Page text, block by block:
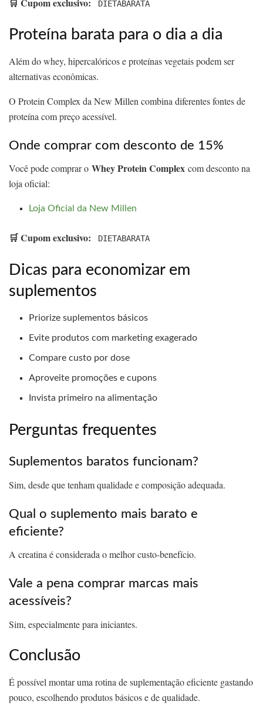
DIETABARATA
Proteína barata para o dia a dia
Além do whey, hipercalóricos e proteínas vegetais podem ser
alternativas econômicas.
O Protein Complex da New Millen combina diferentes fontes de
proteína com preço acessível.
Onde comprar com desconto de 15%
Você pode comprar o Whey Protein Complex com desconto na
loja oficial:
Loja Oficial da New Millen
🛒 Cupom exclusivo: DIETABARATA
Dicas para economizar em
suplementos
Priorize suplementos básicos
Evite produtos com marketing exagerado
Compare custo por dose
Aproveite promoções e cupons
Invista primeiro na alimentação
Perguntas frequentes
Suplementos baratos funcionam?
Sim, desde que tenham qualidade e composição adequada.
Qual o suplemento mais barato e
eficiente?
A creatina é considerada o melhor custo-benefício.
Vale a pena comprar marcas mais
acessíveis?
Sim, especialmente para iniciantes.
Conclusão
É possível montar uma rotina de suplementação eficiente gastando
pouco, escolhendo produtos básicos e de qualidade.